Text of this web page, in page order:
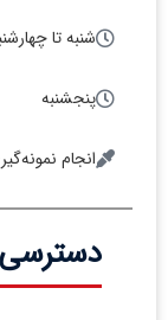
شنبه تا
پنجشنبه
انجام